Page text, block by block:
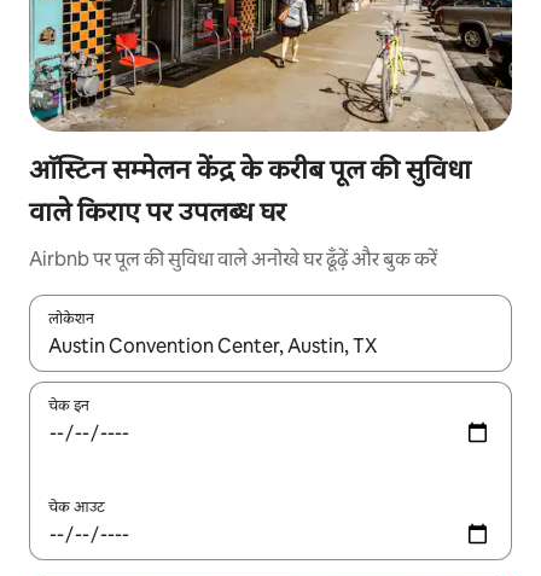
ऑस्टिन सम्मेलन केंद्र के करीब पूल की सुविधा
वाले किराए पर उपलब्ध घर
Airbnb पर पूल की सुविधा वाले अनोखे घर ढूँढ़ें और बुक करें
लोकेशन
नतीजों के उपलब्ध होने पर, अप और डाउन 'ऐरो की' का इस्तेमाल करके नेविगेट
चेक इन
चेक आउट